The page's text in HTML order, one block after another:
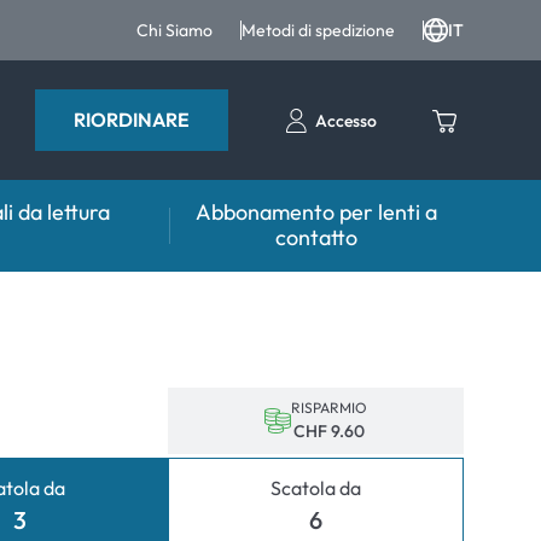
Chi Siamo Metodi di spedizione IT
RIORDINARE Accesso
l'utilizzo
da lettura
Abbonamento per lenti a
contatto
da
3
RISPARMIO
CHF 9.60
Scatola da
6